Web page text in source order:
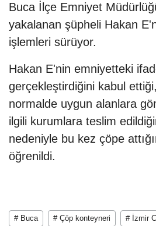
Buca İlçe Emniyet
yakalanan şüpheli Hakan
işlemleri sürüyor.
Hakan E'nin emniyetteki
gerçekleştirdiğini kabul
normalde uygun alanlara
ilgili kurumlara teslim
nedeniyle bu kez çöpe
öğrenildi.
# Buca # Çöp konteyneri # İzmir